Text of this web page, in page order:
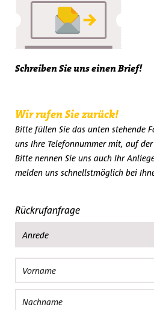
Schreiben Sie uns einen Brief!
Wir rufen Sie zurück!
Bitte füllen Sie das unten stehende
uns Ihre Telefonnummer mit, auf
Bitte nennen Sie uns auch Ihr
melden uns schnellstmöglich bei
Rückrufanfrage